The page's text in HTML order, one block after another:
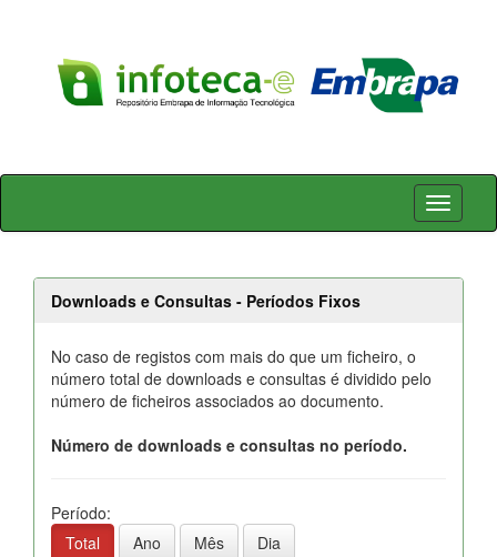
Skip
Downloads e Consultas - Períodos Fixos
No caso de registos com mais do que um ficheiro, o
número total de downloads e consultas é dividido pelo
número de ficheiros associados ao documento.
Número de downloads e consultas no período.
Período:
Total
Ano Mês Dia